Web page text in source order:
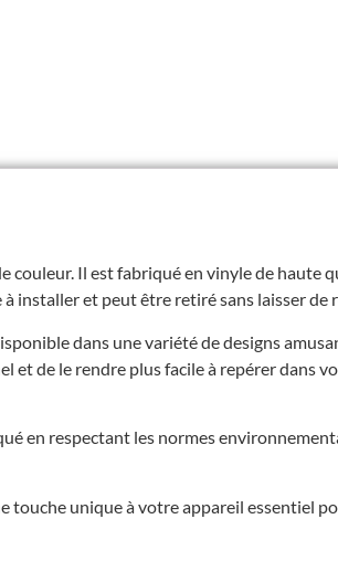
couleur. Il est fabriqué en vinyle de haute
installer et peut être retiré sans laisser de
dans une variété de designs
de le rendre plus facile à repérer dans
en respectant les normes
unique à votre appareil essentiel